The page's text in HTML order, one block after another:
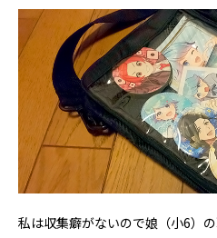
私は収集癖がないので娘（小6）の